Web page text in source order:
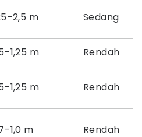
m Sedang
m Rendah
m Rendah
m Rendah